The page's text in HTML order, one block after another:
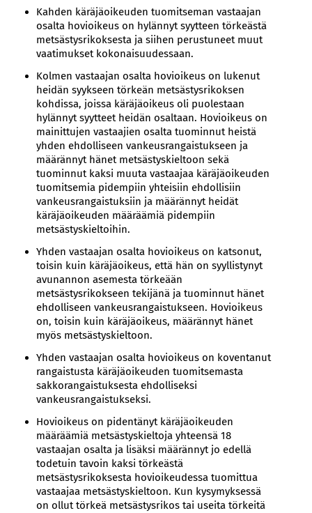
Kahden käräjäoikeuden tuomitseman vastaajan
osalta hovioikeus on hylännyt syytteen törkeästä
metsästysrikoksesta ja siihen perustuneet muut
vaatimukset kokonaisuudessaan.
Kolmen vastaajan osalta hovioikeus on lukenut
heidän syykseen törkeän metsästysrikoksen
kohdissa, joissa käräjäoikeus oli puolestaan
hylännyt syytteet heidän osaltaan. Hovioikeus on
mainittujen vastaajien osalta tuominnut heistä
yhden ehdolliseen vankeusrangaistukseen ja
määrännyt hänet metsästyskieltoon sekä
tuominnut kaksi muuta vastaajaa käräjäoikeuden
tuomitsemia pidempiin yhteisiin ehdollisiin
vankeusrangaistuksiin ja määrännyt heidät
käräjäoikeuden määräämiä pidempiin
metsästyskieltoihin.
Yhden vastaajan osalta hovioikeus on katsonut,
toisin kuin käräjäoikeus, että hän on syyllistynyt
avunannon asemesta törkeään
metsästysrikokseen tekijänä ja tuominnut hänet
ehdolliseen vankeusrangaistukseen. Hovioikeus
on, toisin kuin käräjäoikeus, määrännyt hänet
myös metsästyskieltoon.
Yhden vastaajan osalta hovioikeus on koventanut
rangaistusta käräjäoikeuden tuomitsemasta
sakkorangaistuksesta ehdolliseksi
vankeusrangaistukseksi.
Hovioikeus on pidentänyt käräjäoikeuden
määräämiä metsästyskieltoja yhteensä 18
vastaajan osalta ja lisäksi määrännyt jo edellä
todetuin tavoin kaksi törkeästä
metsästysrikoksesta hovioikeudessa tuomittua
vastaajaa metsästyskieltoon. Kun kysymyksessä
on ollut törkeä metsästysrikos tai useita törkeitä